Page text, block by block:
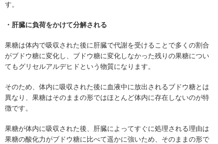
す。
・肝臓に負荷をかけて分解される
果糖は体内で吸収された後に肝臓で代謝を受けることで多くの割合
がブドウ糖に変化し、ブドウ糖に変化しなかった残りの果糖につい
てもグリセルアルデヒドという物質になります。
そのため、体内に吸収された後に血液中に放出されるブドウ糖とは
異なり、果糖はそのままの形ではほとんど体内に存在しないのが特
徴です。
果糖が体内に吸収された後、肝臓によってすぐに処理される理由は
果糖の酸化力がブドウ糖に比べて遥かに強いため、そのままの形で